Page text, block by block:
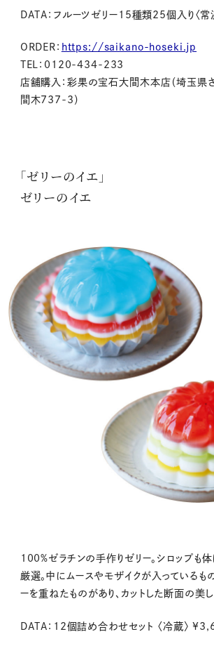
DATA：フルーツゼリー15種類25個入り〈
ORDER： https://saikano-hoseki.jp
TEL：0120-434-233
店舗購入：彩果の宝石大間木本店（埼玉県
間木737-3）
「ゼリーのイエ」
ゼリーのイエ
100%ゼラチンの手作りゼリー。シロップも
厳選。中にムースやモザイクが入っているも
ーを重ねたものがあり、カットした断面の美
DATA：12個詰め合わせセット 〈冷蔵〉